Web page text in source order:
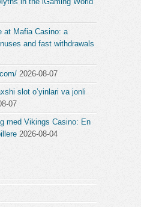
at Mafia Casino: a
and fast withdrawals
2026-08-07
slot o’yinlari va jonli
07
med Vikings Casino: En
2026-08-04